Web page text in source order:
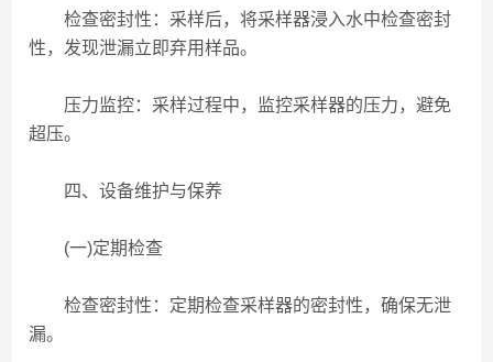
检查密封性：采样后，将采样器浸入水中检查密封
性，发现泄漏立即弃用样品。
压力监控：采样过程中，监控采样器的压力，避免
超压。
四、设备维护与保养
(一)定期检查
检查密封性：定期检查采样器的密封性，确保无泄
漏。